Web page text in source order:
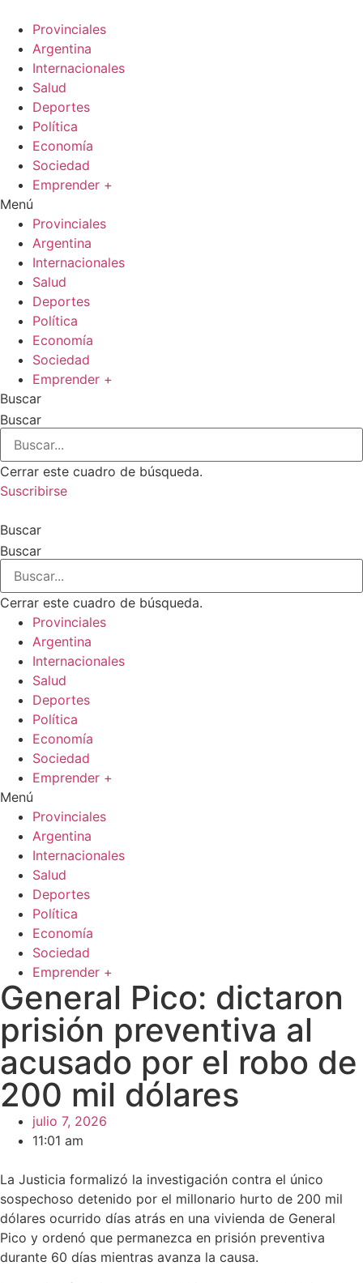
contenido
Provinciales
Argentina
Internacionales
Salud
Deportes
Política
Economía
Sociedad
Emprender +
Menú
Provinciales
Argentina
Internacionales
Salud
Deportes
Política
Economía
Sociedad
Emprender +
Buscar
Buscar
Cerrar este cuadro de búsqueda.
Suscribirse
Buscar
Buscar
Cerrar este cuadro de búsqueda.
Provinciales
Argentina
Internacionales
Salud
Deportes
Política
Economía
Sociedad
Emprender +
Menú
Provinciales
Argentina
Internacionales
Salud
Deportes
Política
Economía
Sociedad
Emprender +
General Pico: dictaron
prisión preventiva al
acusado por el robo de
200 mil dólares
julio 7, 2026
11:01 am
La Justicia formalizó la investigación contra el único
sospechoso detenido por el millonario hurto de 200 mil
dólares ocurrido días atrás en una vivienda de General
Pico y ordenó que permanezca en prisión preventiva
durante 60 días mientras avanza la causa.